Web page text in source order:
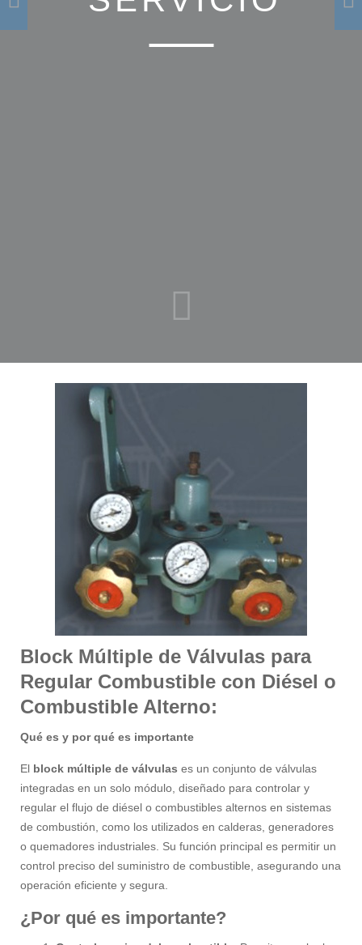
Block Múltiple de Válvulas para
Regular Combustible con Diésel o
Combustible Alterno:
Qué es y por qué es importante
El block múltiple de válvulas es un conjunto de válvulas
integradas en un solo módulo, diseñado para controlar y
regular el flujo de diésel o combustibles alternos en sistemas
de combustión, como los utilizados en calderas, generadores
o quemadores industriales. Su función principal es permitir un
control preciso del suministro de combustible, asegurando una
operación eficiente y segura.
¿Por qué es importante?